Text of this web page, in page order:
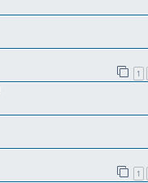
1
1